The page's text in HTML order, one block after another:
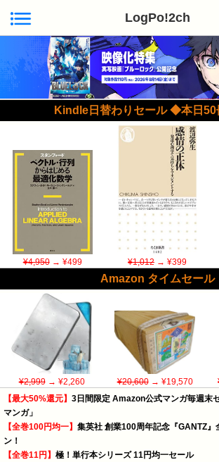
LogPo!2ch
Kindle日替わりセール ◆本日50
¥4,950→ ¥499 ¥1,012→ ¥399
Amazon タイムセール
¥2,999→ ¥2,260 ¥20,600→ ¥19,570
【最大50%還元】 3日間限定 Amazon公式マンガ毎週末
マンガ」
【全巻100円均一】 集英社 創業100周年記念『GANTZ』
ン！
【全巻11円】 極！単行本シリーズ 11円均一セール